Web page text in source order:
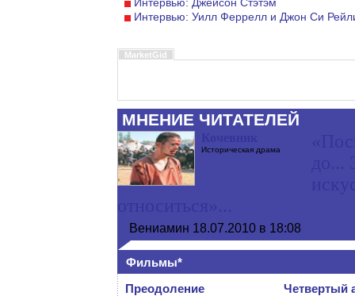
Интервью: Уилл Феррелл и Джон Си
MarketGid
МНЕНИЕ ЧИТАТЕЛЕЙ
Историческая драма
Вениамин 18.07.2010 в 18:08
Фильмы*
Преодоление
Четвертый